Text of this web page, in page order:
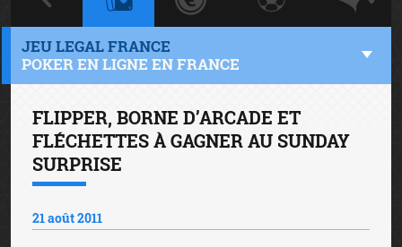
JEU LEGAL FRANCE
POKER EN LIGNE EN FRANCE
FLIPPER, BORNE D’ARCADE ET
FLÉCHETTES À GAGNER AU SUNDAY
SURPRISE
21 août 2011